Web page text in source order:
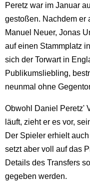
Peretz war im Januar
gestoßen. Nachdem er
Manuel Neuer, Jonas
auf einen Stammplatz
sich der Torwart in
Publikumsliebling,
neunmal ohne
Obwohl Daniel Peretz'
läuft, zieht er es vor,
Der Spieler erhielt
setzt aber voll auf das
Details des Transfers
gegeben werden.